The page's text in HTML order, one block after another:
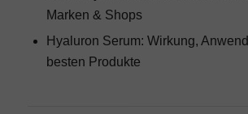
Marken & Shops
Hyaluron Serum: Wirkung,
besten Produkte